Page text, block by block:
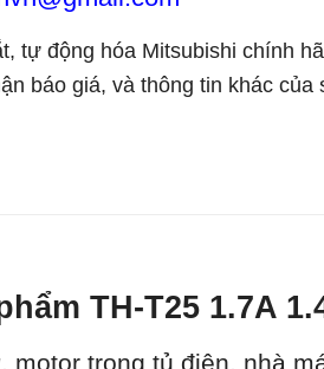
tự động hóa Mitsubishi chính
báo giá, và thông tin khác của
TH-T25 1.7A
trong tủ điện, nhà